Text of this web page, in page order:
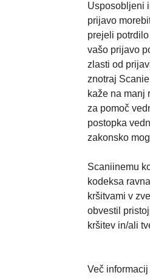
Usposobljeni
prijavo
prejeli
vašo prijavo
zlasti od
znotraj
kaže na manj
za pomoč
postopka
zakonsko
Scaniinemu
kodeksa
kršitvami v
obvestil
kršitev in/ali
Več informacij